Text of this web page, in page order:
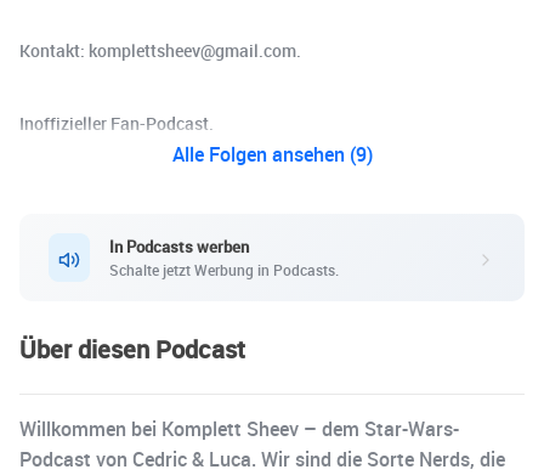
Kontakt: komplettsheev@gmail.com.
Inoffizieller Fan-Podcast.
Alle Folgen ansehen (9)
In Podcasts werben
Schalte jetzt Werbung in Podcasts.
Über diesen Podcast
Willkommen bei Komplett Sheev – dem Star-Wars-
Podcast von Cedric & Luca. Wir sind die Sorte Nerds, die